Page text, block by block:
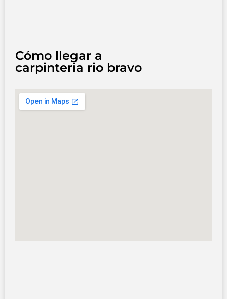
Cómo llegar a
carpinteria rio bravo